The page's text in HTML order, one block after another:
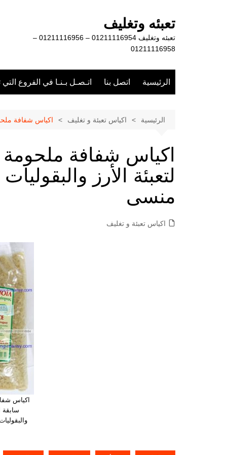
تعبئه وتغليف
تعبئه وتغليف 01211116954 – 01211116956 –
01211116958
الرئيسية اتصل بنا اتـصـل بـنـا في الفروع
الرئيسية اكياس تعبئة و تغليف اكياس شفافة
اكياس شفافة ملحومة
لتعبئة الأرز
منسى
اكياس تعبئة و تغليف
اكياس
سابقة